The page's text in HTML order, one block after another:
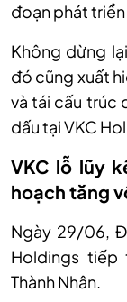
đoạn phát
Không dừng
đó cũng xuất
và tái cấu trúc
dấu tại VKC
VKC lỗ lũy
hoạch tăng
Ngày 29/06,
Holdings
Thành Nhân.